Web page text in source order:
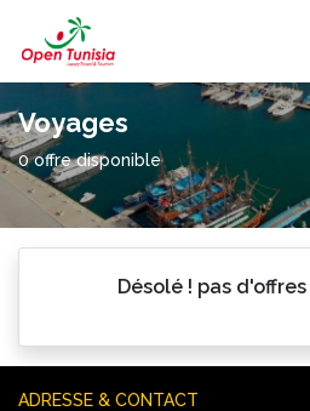
Voyages
0 offre disponible
Désolé ! pas
ADRESSE & CONTACT